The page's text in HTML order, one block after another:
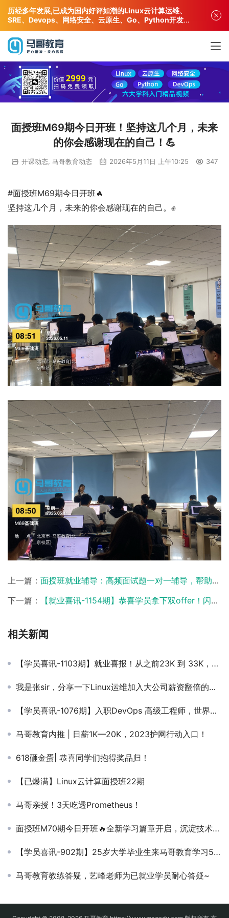
面授班M69期今日开班！坚持这几个月，未来
的你会感谢现在的自己！💪
开课动态 马哥教育动态 2026年5月11日 上午10:25 347
#面授班M69期今日开班🔥
坚持这几个月，未来的你会感谢现在的自己。✊
上一篇： 面授班就业辅导：高频面试题一对一辅导，帮助学员打造专属面试必杀技！
下一篇：
【就业喜讯-1154期】恭喜学员拿下双offer！闪送17k、 移动15k！未来可期！🎉
相关新闻
【学员喜讯-1103期】就业喜报！从之前23K 到 33K，整整涨了 10K！N93 期学员成功突围！
我是张sir，分享一下Linux运维加入大公司薪资翻倍的秘诀
【学员喜讯-1076期】入职DevOps 高级工程师，世界500强企业，薪资26K
马哥教育内推 | 日薪1K—20K，2023护网行动入口！
618砸金蛋| 恭喜同学们抱得奖品归！
【已爆满】Linux云计算面授班22期
马哥亲授！3天吃透Prometheus！
面授班M70期今日开班🔥全新学习篇章开启，沉淀技术，稳步成长💪
【学员喜讯-902期】25岁大学毕业生来马哥教育学习5个月获年薪12万！
马哥教育教练答疑，艺峰老师为已就业学员耐心答疑~
历经多年发展,已成为国内好评如潮的Linux云计算运维、
SRE、Devops、网络安全、云原生、Go、Python开发专
业人才培训机构!